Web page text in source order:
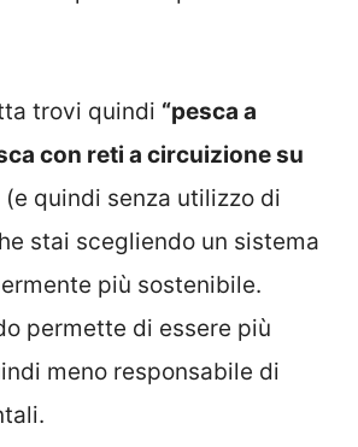
trovi quindi “pesca a
con reti a circuizione su
(e quindi senza utilizzo di
stai scegliendo un sistema
più sostenibile.
permette di essere più
meno responsabile di